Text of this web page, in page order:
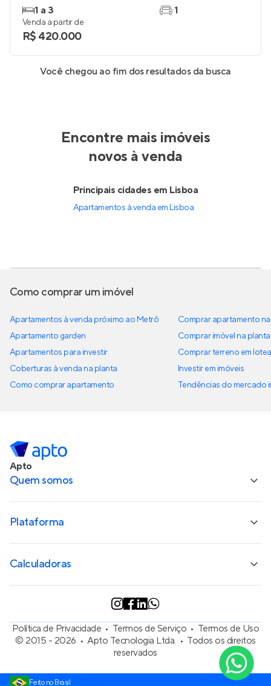
1 a 3
1
Venda a partir de
R$ 420.000
Você chegou ao fim dos resultados da busca
Encontre mais imóveis
novos à venda
Principais cidades em Lisboa
Apartamentos à venda em Lisboa
Olá, precisa de ajuda para
encontrar um imóvel em
Como comprar um imóvel
Apartamentos à venda próximo ao Metrô
Apartamento garden
Apartamentos para investir
Coberturas à venda na planta
Como comprar apartamento
Comprar apartamento
Comprar imóvel na planta
Comprar terreno em
Investir em imóveis
Tendências do mercado
Apto
Quem somos
Plataforma
Calculadoras
Política de Privacidade Termos de Serviço
Termos de Uso
© 2015 - 2026
Apto Tecnologia Ltda.
Todos os direitos
reservados
Feito no Brasil